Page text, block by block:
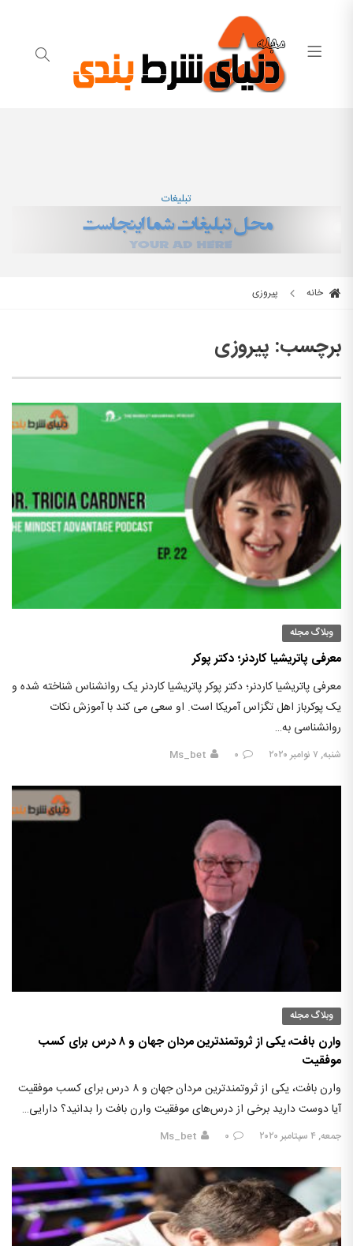
تبلیغات
خانه پیروزی
برچسب: پیروزی
وبلاگ مجله
معرفی پاتریشیا کاردنر؛ دکتر پوکر
معرفی پاتریشیا کاردنر؛ دکتر پوکر پاتریشیا کاردنر یک روانشناس شناخته شده و
یک پوکرباز اهل تگزاس آمریکا است. او سعی می کند با آموزش نکات
روانشناسی به…
شنبه, ۷ نوامبر ۲۰۲۰ ۰ Ms_bet
وبلاگ مجله
وارن بافت، یکی از ثروتمندترین مردان جهان و ۸ درس برای کسب
موفقیت
وارن بافت، یکی از ثروتمندترین مردان جهان و ۸ درس برای کسب موفقیت
آیا دوست دارید برخی از درس‌های موفقیت وارن بافت را بدانید؟ دارایی…
جمعه, ۴ سپتامبر ۲۰۲۰ ۰ Ms_bet